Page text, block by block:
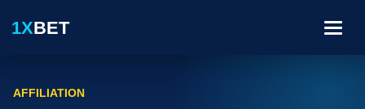
1XBET Menu
AFFILIATION